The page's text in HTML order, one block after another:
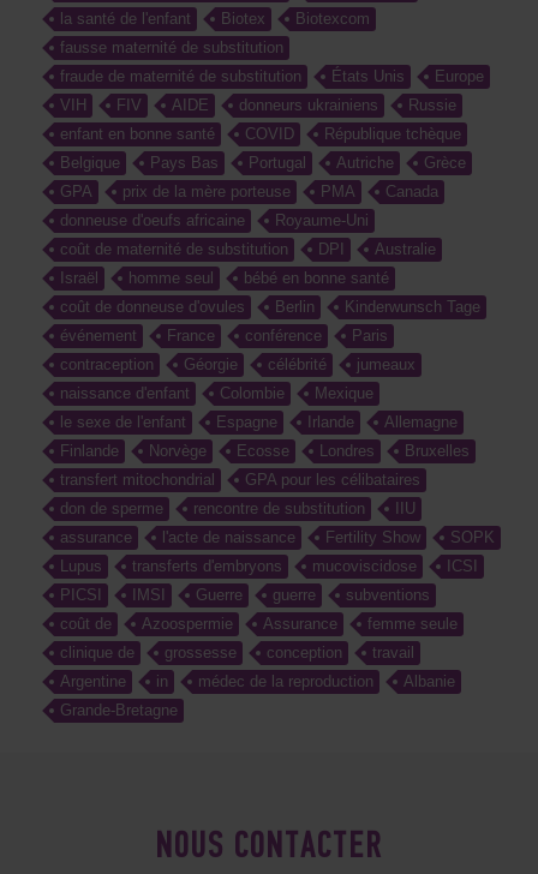
la santé de l'enfant Biotex
Biotexcom
fausse maternité de substitution
fraude de maternité de substitution
États Unis
Europe
VIH
FIV AIDE donneurs ukrainiens
Russie
enfant en bonne santé
COVID
République tchèque
Belgique
Pays Bas Portugal Autriche
Grèce
GPA
prix de la mère porteuse PMA
Canada
donneuse d'oeufs africaine
Royaume-Uni
coût de maternité de substitution
DPI
Australie
Israël
homme seul
bébé en bonne santé
coût de donneuse d'ovules
Berlin
Kinderwunsch Tage
événement
France conférence
Paris
contraception
Géorgie célébrité
jumeaux
naissance d'enfant
Colombie
Mexique
le sexe de l'enfant
Espagne Irlande
Allemagne
Finlande
Norvège Ecosse Londres
Bruxelles
transfert mitochondrial
GPA pour les célibataires
don de sperme
rencontre de substitution
IIU
assurance
l'acte de naissance Fertility Show
SOPK
Lupus
transferts d'embryons mucoviscidose
ICSI
PICSI
IMSI Guerre guerre
subventions
coût de
Azoospermie Assurance
femme seule
clinique de
grossesse conception
travail
Argentine
in médec de la reproduction
Albanie
Grande-Bretagne
NOUS CONTACTER